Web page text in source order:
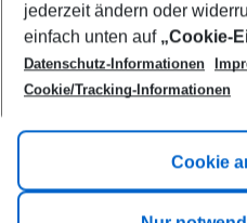
Footer
Footer navigation
Title A
Link A
jederzeit ändern oder
einfach unten auf „Cookie-
Datenschutz-Informationen
Cookie/Tracking-Informationen
Cookie